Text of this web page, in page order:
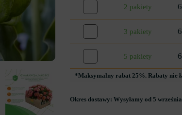
2 pakiety
3 pakiety
5 pakiety
*Maksymalny rabat 25%. Rabaty nie
Okres dostawy: Wysyłamy od 5 września